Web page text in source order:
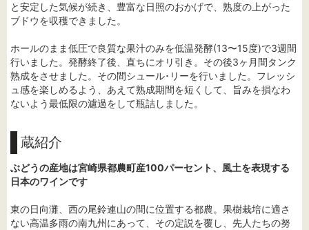
と安定した気候が続き、豊富な日照のおかげで、熟度の上がった
ブドウを収穫できました。
ホールのまま低圧で良質な果汁のみを低温発酵(13〜15度)で3週間
行いました。発酵終了後、直ちにオリ引き。その後3ヶ月間タンク
熟成をさせました。その間シュール･リーを行いました。フレッシ
ュ感を楽しめるよう、あえて熟成期間を短くして、旨みを損なわ
ないよう最低限の濾過をして瓶詰しました。
蔵紹介
ぶどうの産地は宮崎県都農町産100パーセント、風土を表現する
日本のワインです
東の日向灘、西の尾鈴連山の間に位置する都農。果樹栽培に適さ
ない高温多雨の南九州にあって、その定説を覆し、先人たちの努